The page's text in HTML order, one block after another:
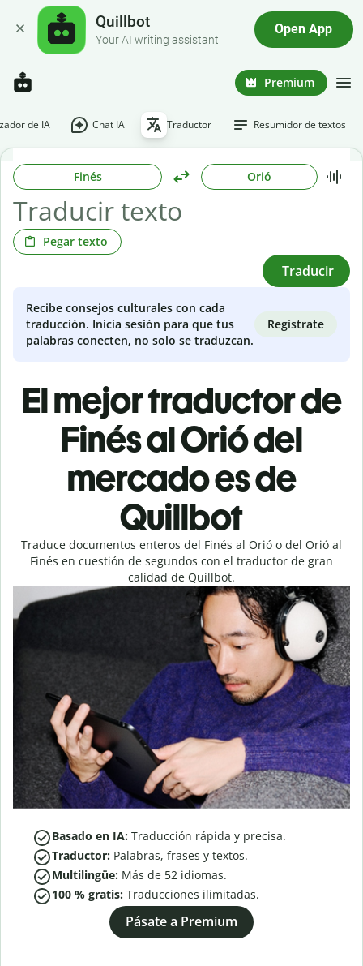
Quillbot
Your AI writing assistant
Open App
Premium
de IA Chat IA Traductor Resumidor de textos
Finés Orió
Pegar texto
Traducir
Recibe consejos culturales con cada
traducción. Inicia sesión para que tus
palabras conecten, no solo se traduzcan.
Regístrate
El mejor traductor de
Finés al Orió del
mercado es de
Quillbot
Traduce documentos enteros del Finés al Orió o del Orió al
Finés en cuestión de segundos con el traductor de gran
calidad de Quillbot.
Basado en IA: Traducción rápida y precisa.
Traductor: Palabras, frases y textos.
Multilingüe: Más de 52 idiomas.
100 % gratis: Traducciones ilimitadas.
Pásate a Premium